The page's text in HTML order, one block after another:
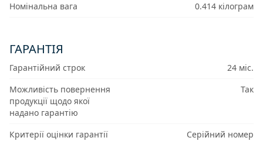
Номінальна вага
0.414 кілограм
ГАРАНТІЯ
Гарантійний строк
24 міс.
Можливість повернення
продукції щодо якої
надано гарантію
Так
Критерії оцінки гарантії Серійний номер